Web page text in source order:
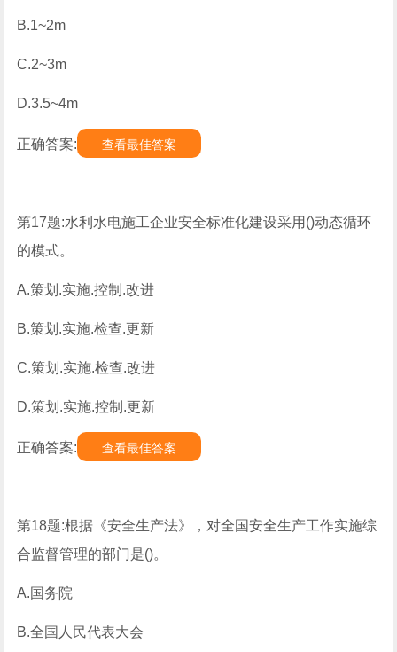
B.1~2m
C.2~3m
D.3.5~4m
正确答案: 查看最佳答案
第17题:水利水电施工企业安全标准化建设采用()动态循环
的模式。
A.策划.实施.控制.改进
B.策划.实施.检查.更新
C.策划.实施.检查.改进
D.策划.实施.控制.更新
正确答案: 查看最佳答案
第18题:根据《安全生产法》，对全国安全生产工作实施综
合监督管理的部门是()。
A.国务院
B.全国人民代表大会